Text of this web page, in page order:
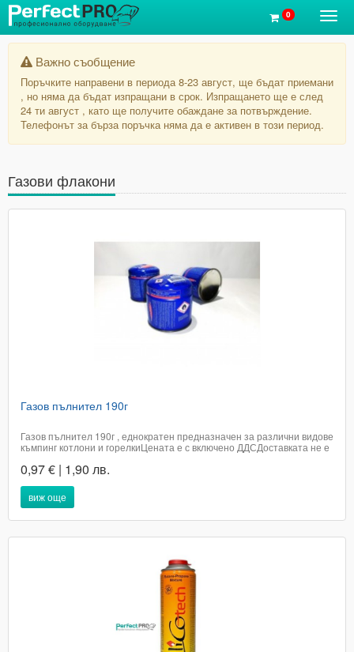
0
Важно съобщение
Поръчките направени в периода 8-23 август, ще бъдат приемани
, но няма да бъдат изпращани в срок. Изпращането ще е след
24 ти август , като ще получите обаждане за потвърждение.
Телефонът за бърза поръчка няма да е активен в този период.
Газови флакони
Газов пълнител 190г
Газов пълнител 190г , еднократен предназначен за различни видове
къмпинг котлони и горелкиЦената е с включено ДДС​Доставката не е
поръчка в графа белевки, посочете удобен за вас адрес или офис на
ЕконтДоставката е до 2...
0,97 € | 1,90 лв.
виж още